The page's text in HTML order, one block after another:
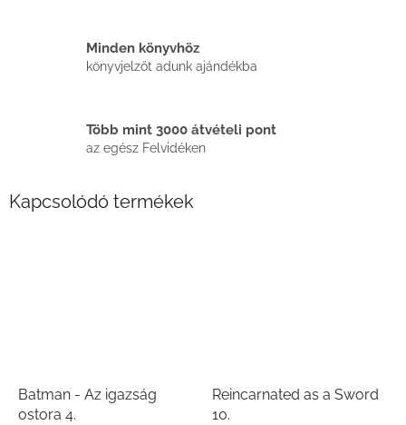
Minden könyvhöz
könyvjelzőt adunk ajándékba
Több mint 3000 átvételi pont
az egész Felvidéken
Kapcsolódó termékek
Batman - Az igazság
ostora 4.
Reincarnated as a Sword
10.